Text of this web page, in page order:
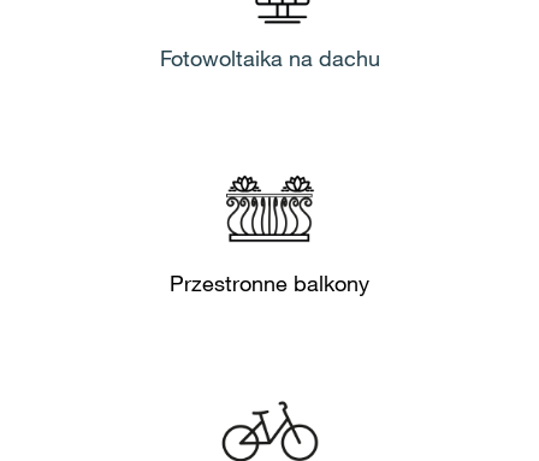
Fotowoltaika na dachu
Przestronne balkony